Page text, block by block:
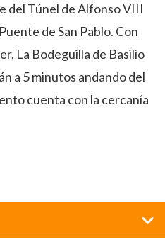
del Túnel de Alfonso VIII
de San Pablo. Con
La Bodeguilla de Basilio
a 5 minutos andando del
cuenta con la cercanía